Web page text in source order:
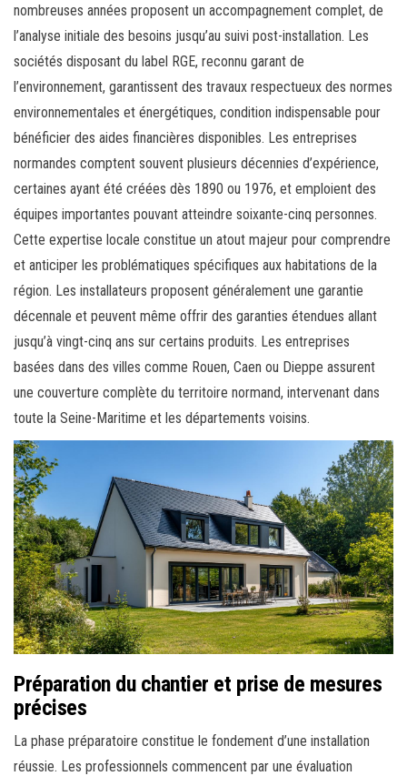
nombreuses années proposent un accompagnement complet, de
l’analyse initiale des besoins jusqu’au suivi post-installation. Les
sociétés disposant du label RGE, reconnu garant de
l’environnement, garantissent des travaux respectueux des normes
environnementales et énergétiques, condition indispensable pour
bénéficier des aides financières disponibles. Les entreprises
normandes comptent souvent plusieurs décennies d’expérience,
certaines ayant été créées dès 1890 ou 1976, et emploient des
équipes importantes pouvant atteindre soixante-cinq personnes.
Cette expertise locale constitue un atout majeur pour comprendre
et anticiper les problématiques spécifiques aux habitations de la
région. Les installateurs proposent généralement une garantie
décennale et peuvent même offrir des garanties étendues allant
jusqu’à vingt-cinq ans sur certains produits. Les entreprises
basées dans des villes comme Rouen, Caen ou Dieppe assurent
une couverture complète du territoire normand, intervenant dans
toute la Seine-Maritime et les départements voisins.
Préparation du chantier et prise de mesures
précises
La phase préparatoire constitue le fondement d’une installation
réussie. Les professionnels commencent par une évaluation